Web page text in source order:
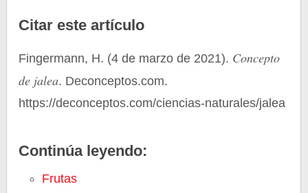
Citar este artículo
Fingermann, H. (4 de marzo de 2021). Concepto
de jalea. Deconceptos.com.
https://deconceptos.com/ciencias-naturales/jalea
Continúa leyendo:
Frutas